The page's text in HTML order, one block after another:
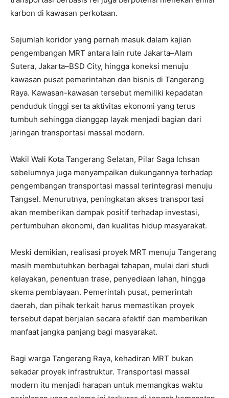
karbon di kawasan perkotaan.
Sejumlah koridor yang pernah masuk dalam kajian
pengembangan MRT antara lain rute Jakarta–Alam
Sutera, Jakarta–BSD City, hingga koneksi menuju
kawasan pusat pemerintahan dan bisnis di Tangerang
Raya. Kawasan-kawasan tersebut memiliki kepadatan
penduduk tinggi serta aktivitas ekonomi yang terus
tumbuh sehingga dianggap layak menjadi bagian dari
jaringan transportasi massal modern.
Wakil Wali Kota Tangerang Selatan, Pilar Saga Ichsan
sebelumnya juga menyampaikan dukungannya terhadap
pengembangan transportasi massal terintegrasi menuju
Tangsel. Menurutnya, peningkatan akses transportasi
akan memberikan dampak positif terhadap investasi,
pertumbuhan ekonomi, dan kualitas hidup masyarakat.
Meski demikian, realisasi proyek MRT menuju Tangerang
masih membutuhkan berbagai tahapan, mulai dari studi
kelayakan, penentuan trase, penyediaan lahan, hingga
skema pembiayaan. Pemerintah pusat, pemerintah
daerah, dan pihak terkait harus memastikan proyek
tersebut dapat berjalan secara efektif dan memberikan
manfaat jangka panjang bagi masyarakat.
Bagi warga Tangerang Raya, kehadiran MRT bukan
sekadar proyek infrastruktur. Transportasi massal
modern itu menjadi harapan untuk memangkas waktu